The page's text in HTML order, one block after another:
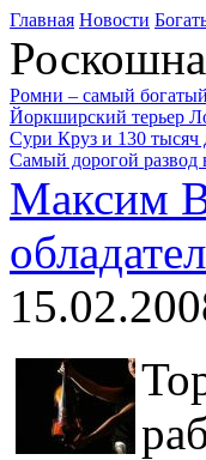
Главная Новости
Ромни – самый богатый
Йоркширский терьер
Сури Круз и 130 тысяч
Самый дорогой развод
Максим